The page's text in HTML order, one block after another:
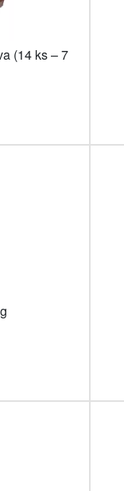
(14 ks – 7